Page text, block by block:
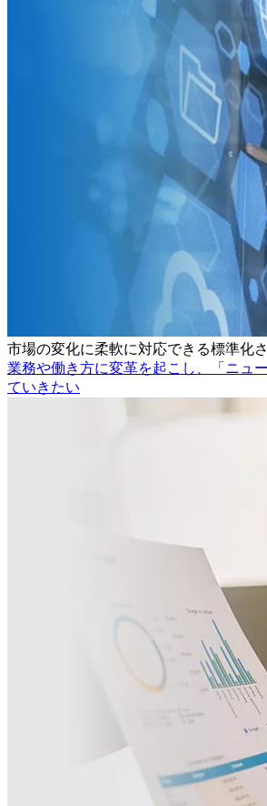
市場の変化に柔軟に対応できる標準化
業務や働き方に変革を起こし、「ニュ
ていきたい